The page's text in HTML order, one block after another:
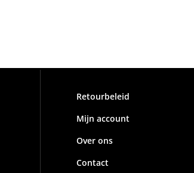
Retourbeleid
Mijn account
Over ons
Contact